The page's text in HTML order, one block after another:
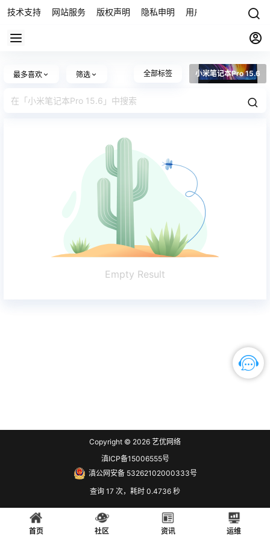
技术支持 网站服务 版权声明 隐私申明 用户协议 联系我们
最多喜欢 筛选 全部标签 小米笔记本Pro 15.6
Empty Result
Copyright © 2026 艺优网络
滇ICP备15006555号
滇公网安备 53262102000333号
查询 17 次，耗时 0.4736 秒
首页 社区 资讯 运维